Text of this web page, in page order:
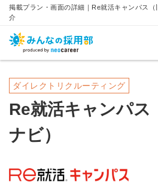
掲載プラン・画面の詳細｜Re就活キャンパス
介
ダイレクトリクルーティング
Re就活キャンパス
ナビ）